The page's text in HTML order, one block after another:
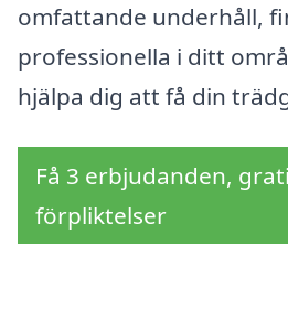
omfattande underhåll,
professionella i ditt
hjälpa dig att få din
Få 3 erbjudanden,
förpliktelser